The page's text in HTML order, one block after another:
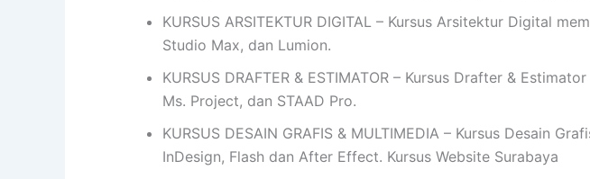
KURSUS ARSITEKTUR DIGITAL – Kursus Arsitektur Digital
Studio Max, dan Lumion.
KURSUS DRAFTER & ESTIMATOR – Kursus Drafter &
Ms. Project, dan STAAD Pro.
KURSUS DESAIN GRAFIS & MULTIMEDIA – Kursus Desain
InDesign, Flash dan After Effect. Kursus Website Surabaya